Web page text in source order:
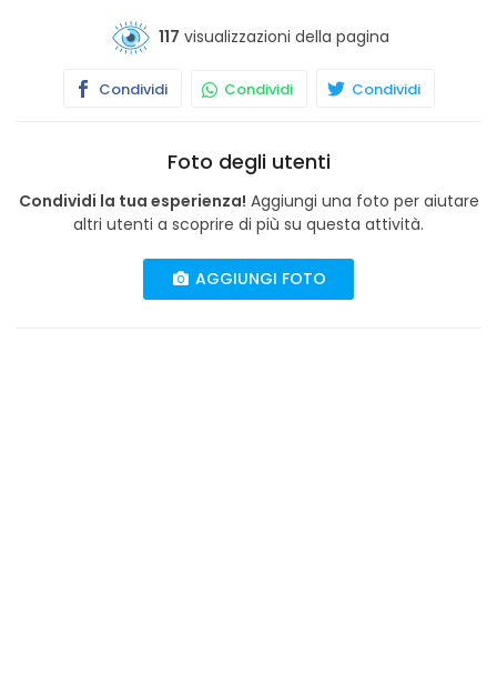
117 visualizzazioni della pagina
Condividi Condividi Condividi
Foto degli utenti
Condividi la tua esperienza! Aggiungi una foto per aiutare
altri utenti a scoprire di più su questa attività.
AGGIUNGI FOTO